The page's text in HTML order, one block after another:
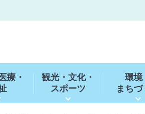
療・
観光・文化・
スポーツ
環境
まちづ